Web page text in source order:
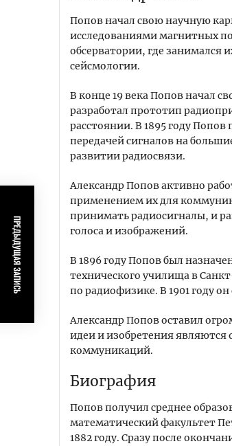
Попов начал свою научную
исследованиями магнитных
обсерватории, где занимался
сейсмологии.
В конце 19 века Попов начал
разработал прототип
расстоянии. В 1895 году
передачей сигналов на
развитии радиосвязи.
Александр Попов активно
применением их для
принимать радиосигналы, и
голоса и изображений.
В 1896 году Попов был
технического училища в
по радиофизике. В 1901 году
Александр Попов оставил
идеи и изобретения являются
коммуникаций.
Биография
Попов получил среднее
математический факультет
1882 году. Сразу после
ПРЕДЫДУЩАЯ ЗАПИСЬ